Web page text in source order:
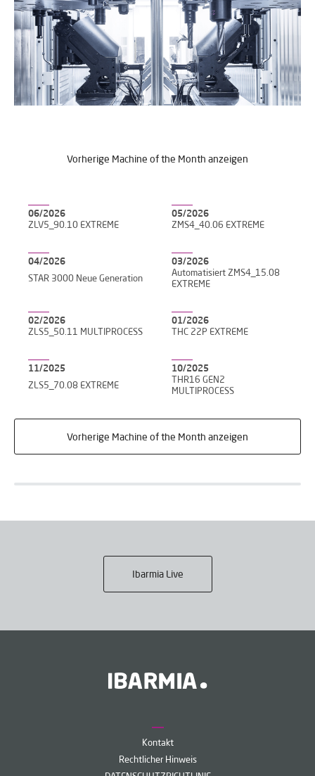
Vorherige Machine of the Month anzeigen
06/2026
ZLV5_90.10 EXTREME
05/2026
ZMS4_40.06 EXTREME
04/2026
STAR 3000 Neue Generation
03/2026
Automatisiert ZMS4_15.08
EXTREME
02/2026
ZLS5_50.11 MULTIPROCESS
01/2026
THC 22P EXTREME
11/2025
ZLS5_70.08 EXTREME
10/2025
THR16 GEN2
MULTIPROCESS
Vorherige Machine of the Month anzeigen
Ibarmia Live
Kontakt
Rechtlicher Hinweis